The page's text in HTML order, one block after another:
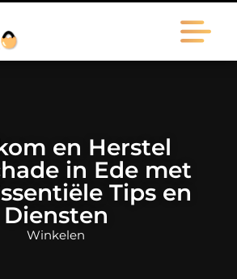
en Herstel
in Ede met
Tips en
Diensten
Winkelen